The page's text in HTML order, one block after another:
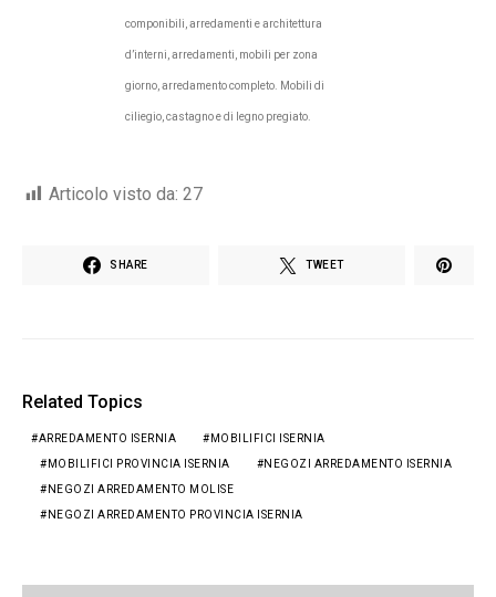
componibili, arredamenti e architettura
d’interni, arredamenti, mobili per zona
giorno, arredamento completo. Mobili di
ciliegio, castagno e di legno pregiato.
Articolo visto da: 27
SHARE TWEET
Related Topics
ARREDAMENTO ISERNIA MOBILIFICI ISERNIA
MOBILIFICI PROVINCIA ISERNIA NEGOZI ARREDAMENTO ISERNIA
NEGOZI ARREDAMENTO MOLISE
NEGOZI ARREDAMENTO PROVINCIA ISERNIA